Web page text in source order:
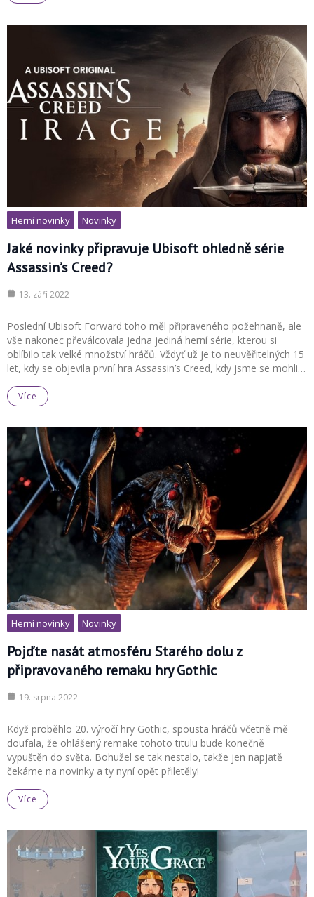
Herní novinky Novinky
Jaké novinky připravuje Ubisoft ohledně série
Assassin’s Creed?
13. září 2022
Poslední Ubisoft Forward toho měl připraveného požehnaně, ale
vše nakonec převálcovala jedna jediná herní série, kterou si
oblíbilo tak velké množství hráčů. Vždyť už je to neuvěřitelných 15
let, kdy se objevila první hra Assassin’s Creed, kdy jsme se mohli…
Více
Herní novinky Novinky
Pojďte nasát atmosféru Starého dolu z
připravovaného remaku hry Gothic
19. srpna 2022
Když proběhlo 20. výročí hry Gothic, spousta hráčů včetně mě
doufala, že ohlášený remake tohoto titulu bude konečně
vypuštěn do světa. Bohužel se tak nestalo, takže jen napjatě
čekáme na novinky a ty nyní opět přiletěly!
Více